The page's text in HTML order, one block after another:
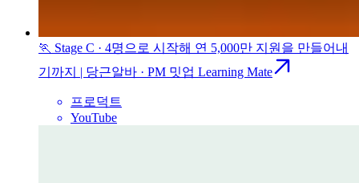
🏃 Stage C · 4명으로 시작해 연 5,000만 지원을 만들어내
기까지 | 당근알바 · PM 밋업 Learning Mate
프로덕트
YouTube